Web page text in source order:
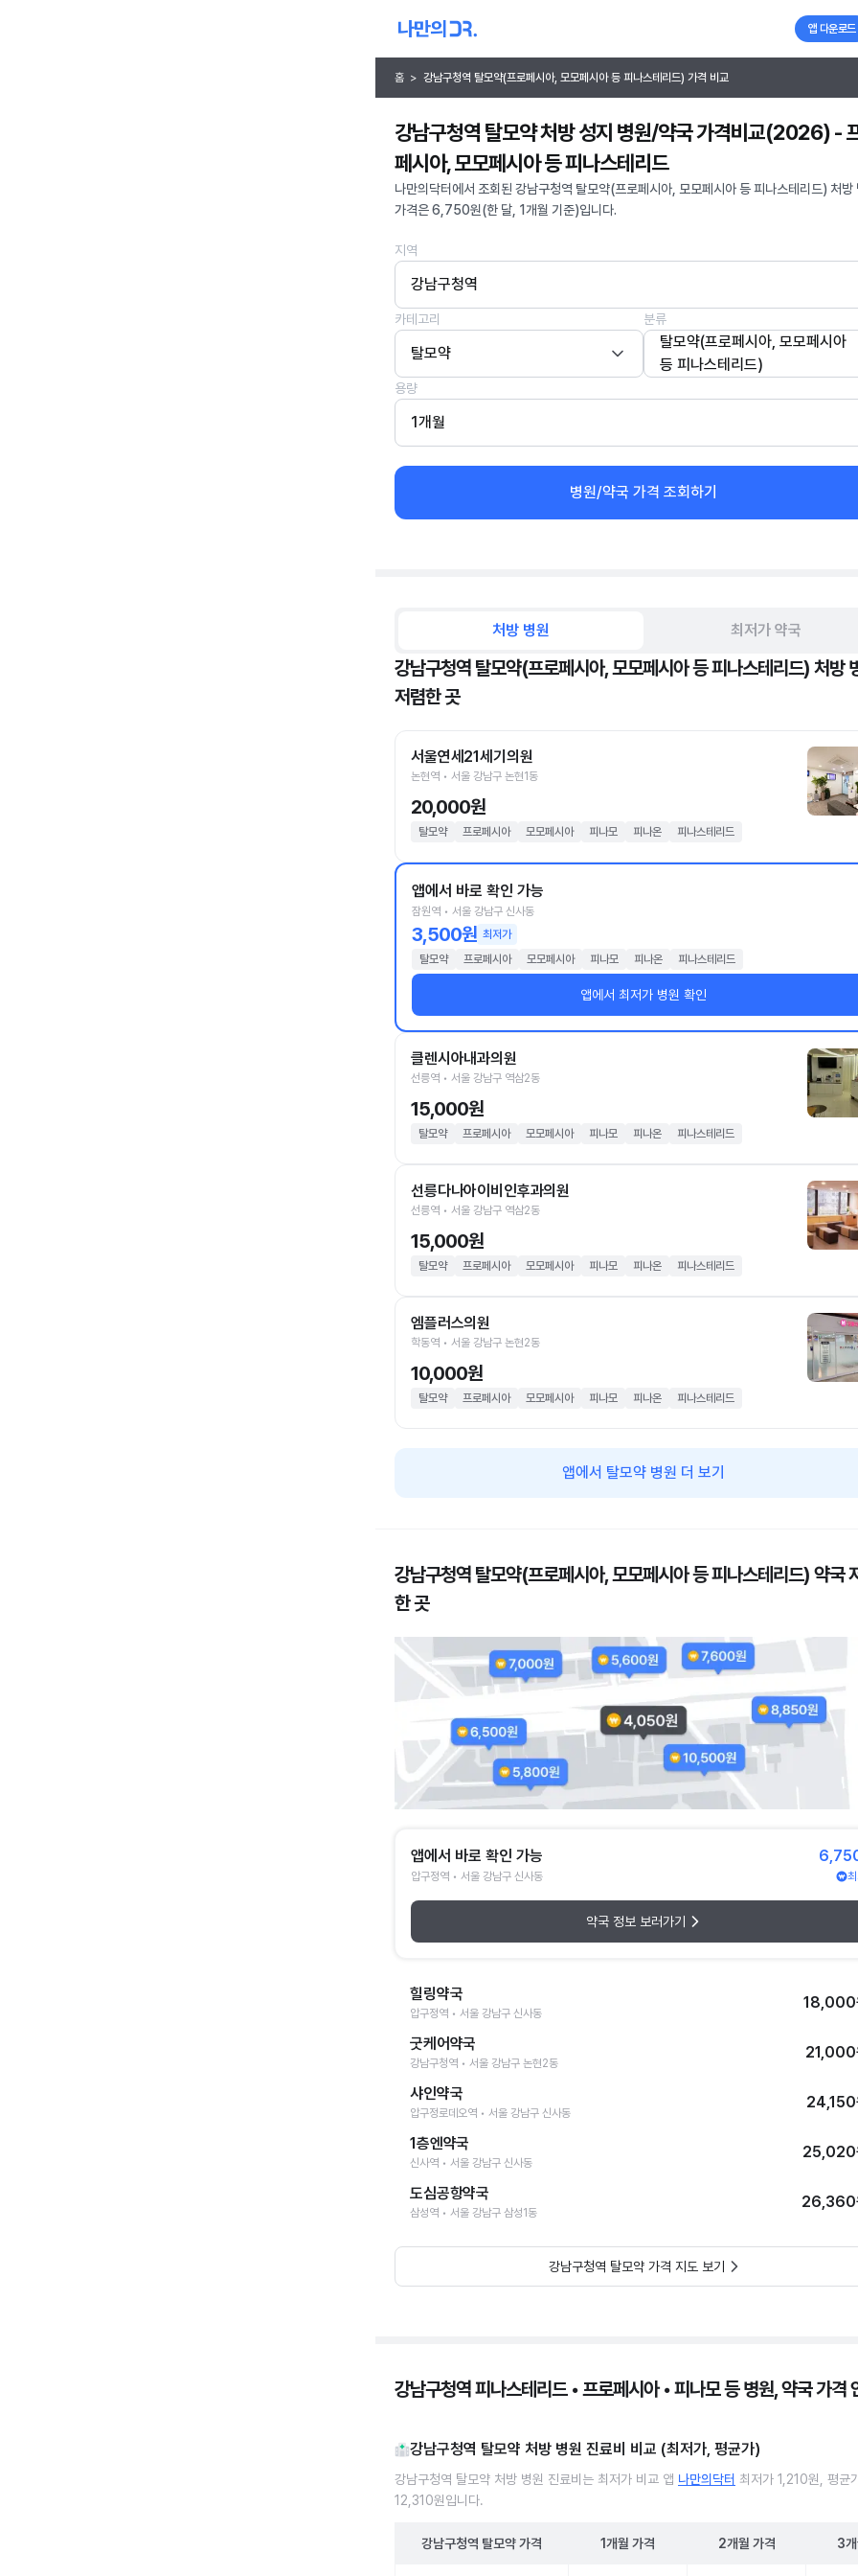
앱 다운로드
홈 > 강남구청역 탈모약(프로페시아, 모모페시아 등 피나스테리드) 가격 비교
강남구청역 탈모약 처방 성지 병원/약국 가격비교(2026) -
페시아, 모모페시아 등 피나스테리드
나만의닥터에서 조회된 강남구청역 탈모약(프로페시아, 모모페시아 등 피나스테리드) 처방
가격은 6,750원(한 달, 1개월 기준)입니다.
지역
강남구청역
카테고리
탈모약
분류
탈모약(프로페시아, 모모페시아
등 피나스테리드)
용량
1개월
병원/약국 가격 조회하기
처방 병원 최저가 약국
강남구청역 탈모약(프로페시아, 모모페시아 등 피나스테리드) 처방
저렴한 곳
서울연세21세기의원
논현역 • 서울 강남구 논현1동
20,000원
탈모약 프로페시아 모모페시아 피나모 피나온 피나스테리드
앱에서 바로 확인 가능
잠원역 • 서울 강남구 신사동
3,500원 최저가
탈모약
프로페시아 모모페시아 피나모 피나온 피나스테리드
앱에서 최저가 병원 확인
클렌시아내과의원
선릉역 • 서울 강남구 역삼2동
15,000원
탈모약 프로페시아 모모페시아 피나모 피나온 피나스테리드
선릉다나아이비인후과의원
선릉역 • 서울 강남구 역삼2동
15,000원
탈모약 프로페시아 모모페시아 피나모 피나온 피나스테리드
엠플러스의원
학동역 • 서울 강남구 논현2동
10,000원
탈모약 프로페시아 모모페시아 피나모 피나온 피나스테리드
앱에서 탈모약 병원 더 보기
강남구청역 탈모약(프로페시아, 모모페시아 등 피나스테리드) 약국
한 곳
앱에서 바로 확인 가능
압구정역 • 서울 강남구 신사동
약국 정보 보러가기
힐링약국
압구정역 • 서울 강남구 신사동
18,000
굿케어약국
강남구청역 • 서울 강남구 논현2동
21,000
샤인약국
압구정로데오역 • 서울 강남구 신사동
24,150
1층엔약국
신사역 • 서울 강남구 신사동
25,020
도심공항약국
삼성역 • 서울 강남구 삼성1동
26,360
강남구청역 탈모약 가격 지도 보기
강남구청역 피나스테리드 • 프로페시아 • 피나모 등 병원, 약국 가격
강남구청역 탈모약 처방 병원 진료비 비교 (최저가, 평균가)
강남구청역 탈모약 처방 병원 진료비는 최저가 비교 앱 나만의닥터 최저가 1,210원, 평균
12,310원입니다.
강남구청역 탈모약가격 1개월 가격 2개월 가격 3